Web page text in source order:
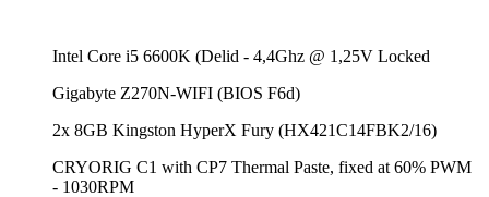
Intel Core i5 6600K (Delid - 4,4Ghz @ 1,25V Locked
Gigabyte Z270N-WIFI (BIOS F6d)
2x 8GB Kingston HyperX Fury (HX421C14FBK2/16)
CRYORIG C1 with CP7 Thermal Paste, fixed at 60% PWM
- 1030RPM